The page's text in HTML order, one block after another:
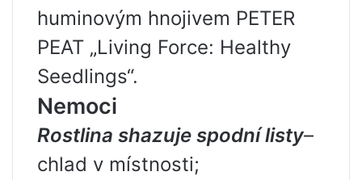
huminovým hnojivem PETER
PEAT „Living Force: Healthy
Seedlings“.
Nemoci
Rostlina shazuje spodní listy–
chlad v místnosti;